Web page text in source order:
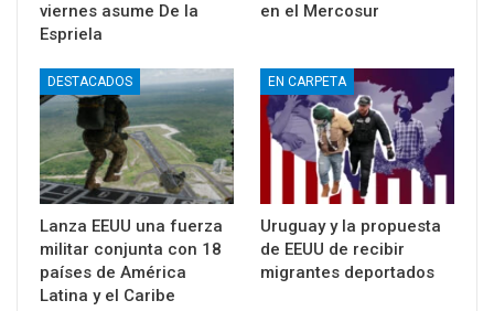
viernes asume De la
Espriela
en el Mercosur
DESTACADOS
Lanza EEUU una fuerza
militar conjunta con 18
países de América
Latina y el Caribe
EN CARPETA
Uruguay y la propuesta
de EEUU de recibir
migrantes deportados